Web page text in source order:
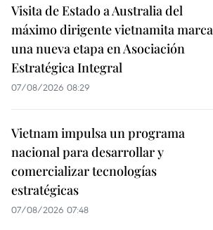
Visita de Estado a Australia del
máximo dirigente vietnamita marca
una nueva etapa en Asociación
Estratégica Integral
07/08/2026 08:29
Vietnam impulsa un programa
nacional para desarrollar y
comercializar tecnologías
estratégicas
07/08/2026 07:48